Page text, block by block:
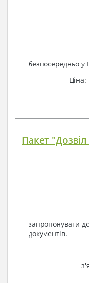
безпосередньо у
Ціна:
Пакет
запропонувати
документів.